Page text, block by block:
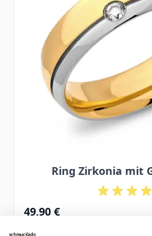
Ring Zirkonia mit
49,90 €